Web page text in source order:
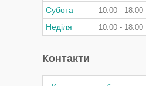
Субота 10:00 18:00
Неділя 10:00 18:00
Контакти